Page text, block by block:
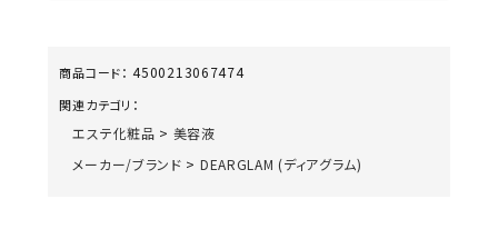
商品コード： 4500213067474
関連カテゴリ：
エステ化粧品 > 美容液
メーカー/ブランド > DEARGLAM (ディアグラム)